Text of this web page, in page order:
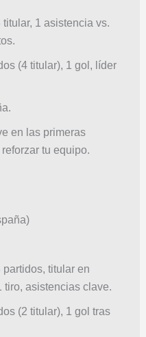
titular, 1 asistencia vs.
(4 titular), 1 gol, líder
en las primeras
tu equipo.
partidos, titular en
tiro, asistencias clave.
(2 titular), 1 gol tras